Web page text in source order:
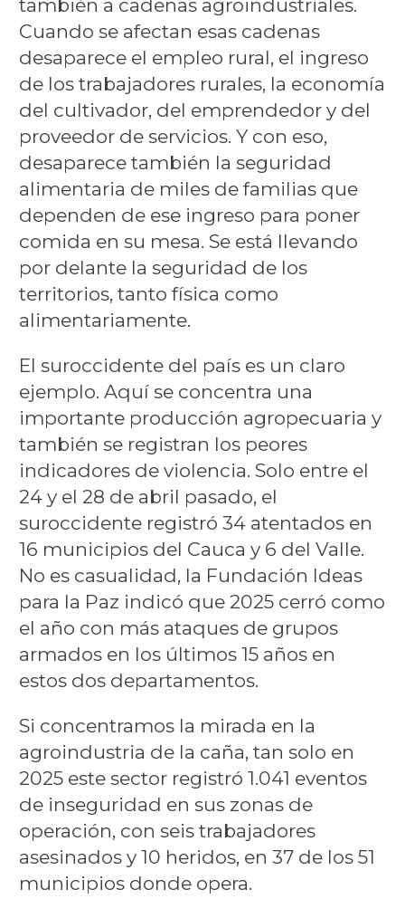
también a cadenas agroindustriales.
Cuando se afectan esas cadenas
desaparece el empleo rural, el ingreso
de los trabajadores rurales, la economía
del cultivador, del emprendedor y del
proveedor de servicios. Y con eso,
desaparece también la seguridad
alimentaria de miles de familias que
dependen de ese ingreso para poner
comida en su mesa. Se está llevando
por delante la seguridad de los
territorios, tanto física como
alimentariamente.
El suroccidente del país es un claro
ejemplo. Aquí se concentra una
importante producción agropecuaria y
también se registran los peores
indicadores de violencia. Solo entre el
24 y el 28 de abril pasado, el
suroccidente registró 34 atentados en
16 municipios del Cauca y 6 del Valle.
No es casualidad, la Fundación Ideas
para la Paz indicó que 2025 cerró como
el año con más ataques de grupos
armados en los últimos 15 años en
estos dos departamentos.
Si concentramos la mirada en la
agroindustria de la caña, tan solo en
2025 este sector registró 1.041 eventos
de inseguridad en sus zonas de
operación, con seis trabajadores
asesinados y 10 heridos, en 37 de los 51
municipios donde opera.